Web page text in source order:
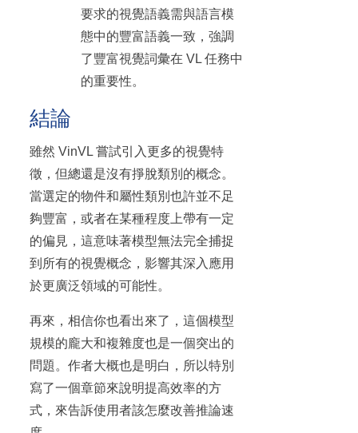
要求的視覺語義需與語言模
態中的豐富語義一致，強調
了豐富視覺詞彙在 VL 任務中
的重要性。
結論
雖然 VinVL 嘗試引入更多的視覺特
徵，但總還是沒有掙脫類別的概念。
當選定的物件和屬性類別也許並不足
夠豐富，或者在某種程度上帶有一定
的偏見，這意味著模型無法完全捕捉
到所有的視覺概念，影響其深入應用
於更廣泛領域的可能性。
再來，相信你也看出來了，這個模型
規模的龐大和複雜度也是一個突出的
問題。作者大概也是明白，所以特別
寫了一個章節來說明提高效率的方
式，來告訴使用者該怎麼改善推論速